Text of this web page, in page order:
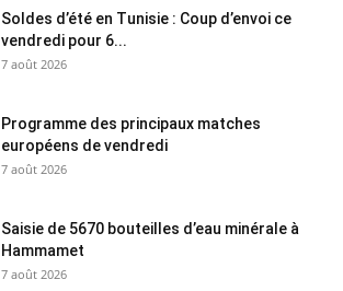
Soldes d’été en Tunisie : Coup d’envoi ce
vendredi pour 6...
7 août 2026
Programme des principaux matches
européens de vendredi
7 août 2026
Saisie de 5670 bouteilles d’eau minérale à
Hammamet
7 août 2026